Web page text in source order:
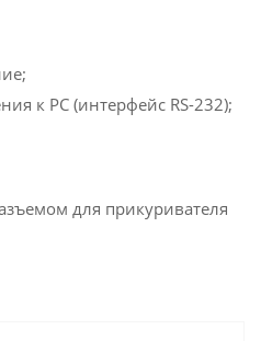
к PC (интерфейс RS-232);
для прикуривателя